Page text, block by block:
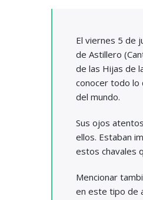
El viernes 5 de
de Astillero
de las Hijas de
conocer todo lo
del mundo.
Sus ojos
ellos. Estaban
estos chavales
Mencionar
en este tipo de